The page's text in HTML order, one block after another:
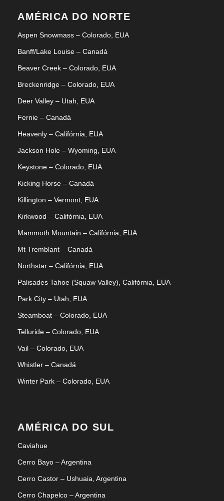
AMÉRICA DO NORTE
Aspen Snowmass – Colorado, EUA
Banff/Lake Louise – Canadá
Beaver Creek – Colorado, EUA
Breckenridge – Colorado, EUA
Deer Valley – Utah, EUA
Fernie – Canadá
Heavenly – Califórnia, EUA
Jackson Hole – Wyoming, EUA
Keystone – Colorado, EUA
Kicking Horse – Canadá
Killington – Vermont, EUA
Kirkwood – Califórnia, EUA
Mammoth Mountain – Califórnia, EUA
Mt Tremblant – Canadá
Northstar – Califórnia, EUA
Palisades Tahoe (Squaw Valley), Califórnia, EUA
Park City – Utah, EUA
Steamboat – Colorado, EUA
Telluride – Colorado, EUA
Vail – Colorado, EUA
Whistler – Canadá
Winter Park – Colorado, EUA
AMÉRICA DO SUL
Caviahue
Cerro Bayo – Argentina
Cerro Castor – Ushuaia, Argentina
Cerro Chapelco – Argentina